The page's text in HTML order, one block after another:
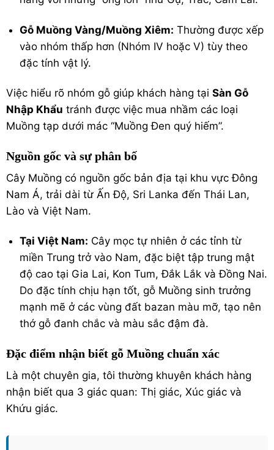
Gỗ Muồng Vàng/Muồng Xiêm: Thường được xếp
vào nhóm thấp hơn (Nhóm IV hoặc V) tùy theo
đặc tính vật lý.
Việc hiểu rõ nhóm gỗ giúp khách hàng tại Sàn Gỗ
Nhập Khẩu tránh được việc mua nhầm các loại
Muồng tạp dưới mác “Muồng Đen quý hiếm”.
Nguồn gốc và sự phân bố
Cây Muồng có nguồn gốc bản địa tại khu vực Đông
Nam Á, trải dài từ Ấn Độ, Sri Lanka đến Thái Lan,
Lào và Việt Nam.
Tại Việt Nam: Cây mọc tự nhiên ở các tỉnh từ
miền Trung trở vào Nam, đặc biệt tập trung mật
độ cao tại Gia Lai, Kon Tum, Đắk Lắk và Đồng Nai.
Do đặc tính chịu hạn tốt, gỗ Muồng sinh trưởng
mạnh mẽ ở các vùng đất bazan màu mỡ, tạo nên
thớ gỗ đanh chắc và màu sắc đậm đà.
Đặc điểm nhận biết gỗ Muồng chuẩn xác
Là một chuyên gia, tôi thường khuyên khách hàng
nhận biết qua 3 giác quan: Thị giác, Xúc giác và
Khứu giác.